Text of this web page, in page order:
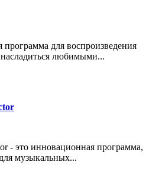
для воспроизведения
насладиться любимыми...
- это инновационная программа,
музыкальных...